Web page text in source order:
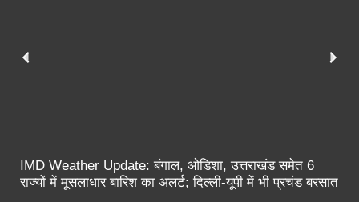
IMD Weather Update: बंगाल, ओडिशा, उत्तराखंड समेत 6
राज्यों में मूसलाधार बारिश का अलर्ट; दिल्ली-यूपी में भी प्रचंड बरसात